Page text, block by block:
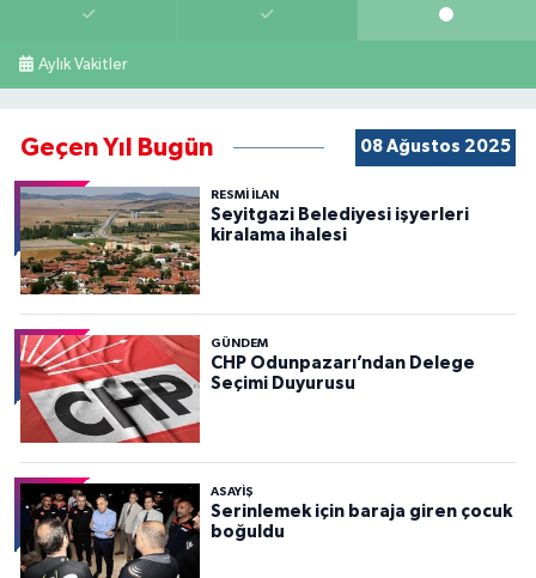
Aylık Vakitler
Geçen Yıl Bugün 08 Ağustos 2025
RESMİ İLAN
Seyitgazi Belediyesi işyerleri
kiralama ihalesi
GÜNDEM
CHP Odunpazarı’ndan Delege
Seçimi Duyurusu
ASAYİŞ
Serinlemek için baraja giren çocuk
boğuldu